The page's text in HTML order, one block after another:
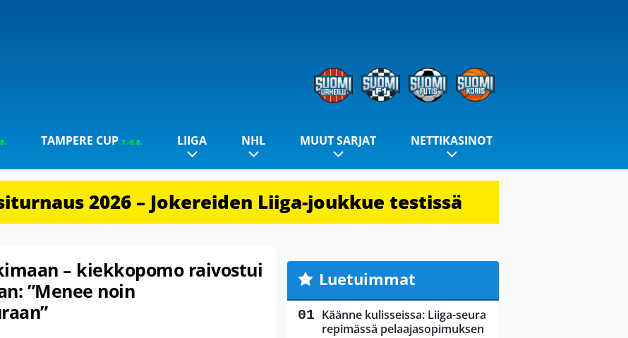
TAMPERE CUP 7.-8.8. LIIGA NHL MUUT SARJAT NETTIKASINOT
2026 – Jokereiden Liiga-joukkue testissä
– kiekkopomo raivostui
”Menee noin
Luetuimmat
Käänne kulisseissa: Liiga-seura
repimässä pelaajasopimuksen